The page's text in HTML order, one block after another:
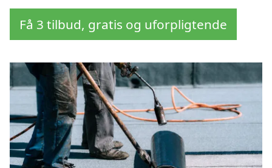
Få 3 tilbud, gratis og uforpligtende